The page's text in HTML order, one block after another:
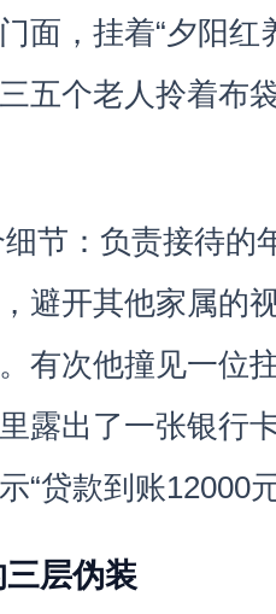
面，挂着“夕阳红
五个老人拎着布
节：负责接待的
避开其他家属的
有次他撞见一位
露出了一张银行
“贷款到账12000
层伪装